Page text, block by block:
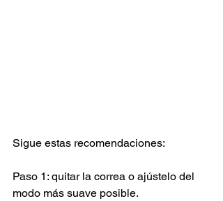
Sigue estas recomendaciones:
Paso 1: quitar la correa o ajústelo del
modo más suave posible.